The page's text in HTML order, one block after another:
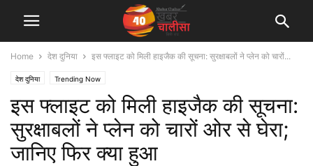
Home देश दुनिया इस फ्लाइट को मिली हाइजैक की सूचना: सुरक्षाबलों ने प्लेन को चारों...
देश दुनिया Trending Now
इस फ्लाइट को मिली हाइजैक की सूचना:
सुरक्षाबलों ने प्लेन को चारों ओर से घेरा;
जानिए फिर क्या हुआ